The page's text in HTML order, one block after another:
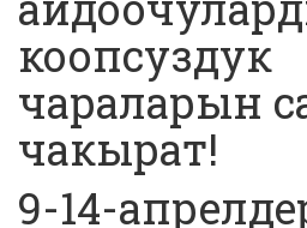
коопсуздук
чараларын
чакырат!
9-14-